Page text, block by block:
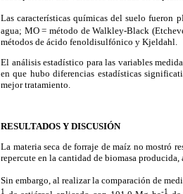
Las características químicas del suelo fueron
agua; MO = método de Walkley-Black
métodos de ácido fenoldisulfónico y Kjeldahl.
El análisis estadístico para las variables
en que hubo diferencias estadísticas
mejor tratamiento.
RESULTADOS Y DISCUSIÓN
La materia seca de forraje de maíz no mostró
repercute en la cantidad de biomasa
Sin embargo, al realizar la comparación de
1
-1